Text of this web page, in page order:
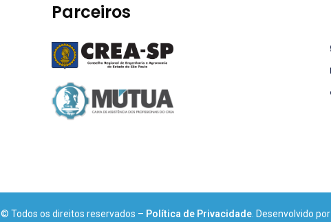
Parceiros
© Todos os direitos reservados – Política de Privacidade . Desenvolvido por